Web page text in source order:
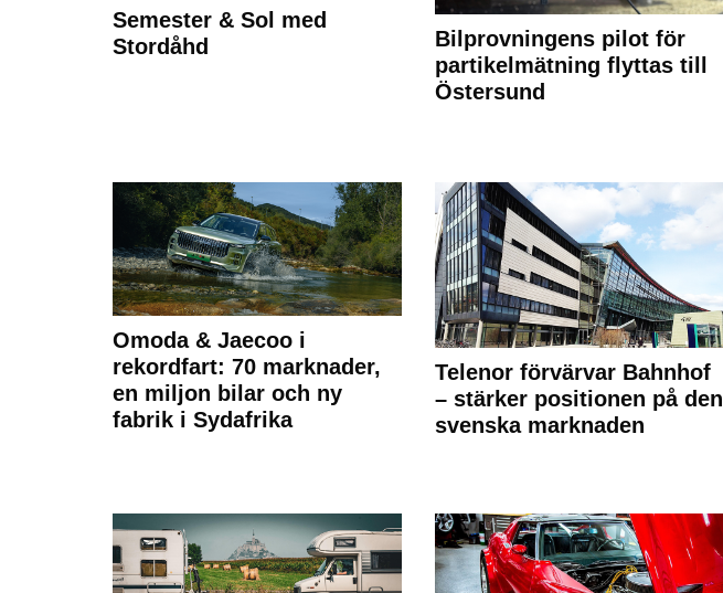
Semester & Sol med
Stordåhd
Bilprovningens pilot för
partikelmätning flyttas till
Östersund
Omoda & Jaecoo i
rekordfart: 70 marknader,
en miljon bilar och ny
fabrik i Sydafrika
Telenor förvärvar Bahnhof
– stärker positionen på den
svenska marknaden